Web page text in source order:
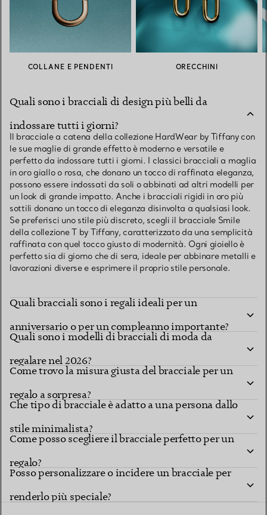
COLLANE E PENDENTI ORECCHINI
Quali sono i bracciali di design più belli da
indossare tutti i giorni?
Il bracciale a catena della collezione HardWear by Tiffany con
le sue maglie di grande effetto è moderno e versatile e
perfetto da indossare tutti i giorni. I classici bracciali a maglia
in oro giallo o rosa, che donano un tocco di raffinata eleganza,
possono essere indossati da soli o abbinati ad altri modelli per
un look di grande impatto. Anche i bracciali rigidi in oro più
sottili donano un tocco di eleganza disinvolta a qualsiasi look.
Se preferisci uno stile più discreto, scegli il bracciale Smile
della collezione T by Tiffany, caratterizzato da una semplicità
raffinata con quel tocco giusto di modernità. Ogni gioiello è
perfetto sia di giorno che di sera, ideale per abbinare metalli e
lavorazioni diverse e esprimere il proprio stile personale.
Quali bracciali sono i regali ideali per un
anniversario o per un compleanno importante?
Quali sono i modelli di bracciali di moda da
regalare nel 2026?
Come trovo la misura giusta del bracciale per un
regalo a sorpresa?
Che tipo di bracciale è adatto a una persona dallo
stile minimalista?
Come posso scegliere il bracciale perfetto per un
regalo?
Posso personalizzare o incidere un bracciale per
renderlo più speciale?